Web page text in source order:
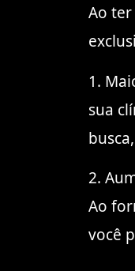
Ao
1.
sua
2.
Ao
você